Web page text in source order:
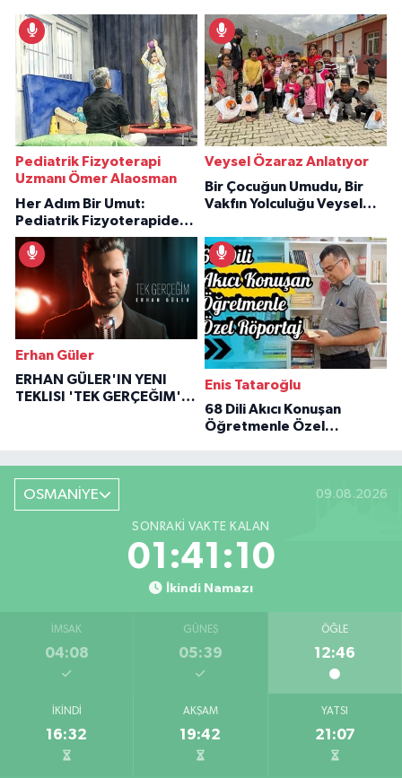
Pediatrik Fizyoterapi
Uzmanı Ömer Alaosman
Her Adım Bir Umut:
Pediatrik Fizyoterapiden
İlham Veren Hikâyeler
Veysel Özaraz Anlatıyor
Bir Çocuğun Umudu, Bir
Vakfın Yolculuğu Veysel
Erhan Güler
ERHAN GÜLER'IN YENI
TEKLISI 'TEK GERÇEĞIM'LE
Enis Tataroğlu
68 Dili Akıcı Konuşan
Öğretmenle Özel
OSMANİYE 09.08.2026
SONRAKI VAKTE KALAN
01:41:09
İkindi Namazı
İMSAK
04:08
GÜNEŞ
05:39
ÖĞLE
12:46
İKINDI
16:32
AKŞAM
19:42
YATSI
21:07